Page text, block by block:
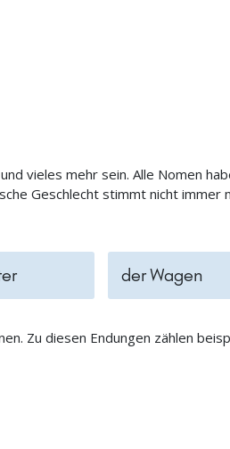
vieles mehr sein. Alle Nomen
Geschlecht stimmt nicht immer
der Wagen
Zu diesen Endungen zählen